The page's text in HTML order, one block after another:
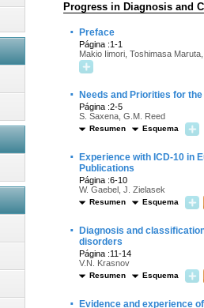
Progress in Diagnosis and
· Preface
Página :1-1
Makio Iimori, Toshimasa
· Needs and Priorities for
Página :2-5
S. Saxena, G.M. Reed
Resumen Esquema
·
Experience with ICD-10 in
Publications
Página :6-10
W. Gaebel, J. Zielasek
Resumen Esquema
·
Diagnosis and
disorders
Página :11-14
V.N. Krasnov
Resumen Esquema
·
Evidence and experience